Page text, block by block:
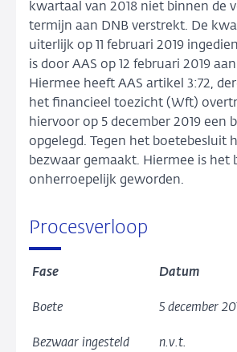
kwartaal van 2018 niet binnen de
termijn aan DNB verstrekt. De
uiterlijk op 11 februari 2019
is door AAS op 12 februari 2019
Hiermee heeft AAS artikel 3:72,
het financieel toezicht (Wft)
hiervoor op 5 december 2019 een
opgelegd. Tegen het boetebesluit
bezwaar gemaakt. Hiermee is het
onherroepelijk geworden.
Procesverloop
Fase Datum
Boete 5 december
Bezwaar ingesteld n.v.t.